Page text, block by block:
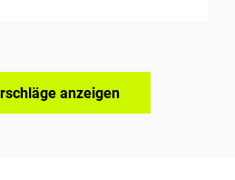
anzeigen